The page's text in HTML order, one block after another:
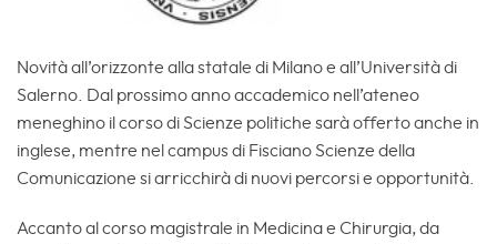
Novità all’orizzonte alla statale di Milano e all’Università di
Salerno. Dal prossimo anno accademico nell’ateneo
meneghino il corso di Scienze politiche sarà offerto anche in
inglese, mentre nel campus di Fisciano Scienze della
Comunicazione si arricchirà di nuovi percorsi e opportunità.
Accanto al corso magistrale in Medicina e Chirurgia, da